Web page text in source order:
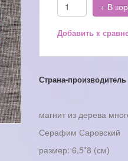
+ В
Добавить к
Страна-производитель
магнит из дерева
Серафим Саровский
размер: 6,5*8 (см)